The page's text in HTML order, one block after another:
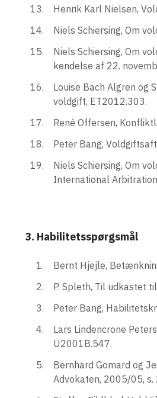
Henrik Karl Nielsen,
Niels Schiersing, Om
Niels Schiersing, Om
kendelse af 22.
Louise Bach Algren og
voldgift, ET2012.303.
René Offersen,
Peter Bang,
Niels Schiersing, Om
International
3. Habilitetsspørgsmål
Bernt Hjejle,
P. Spleth, Til udkastet
Peter Bang,
Lars Lindencrone
U2001B.547.
Bernhard Gomard og
Advokaten, 2005/05, s.